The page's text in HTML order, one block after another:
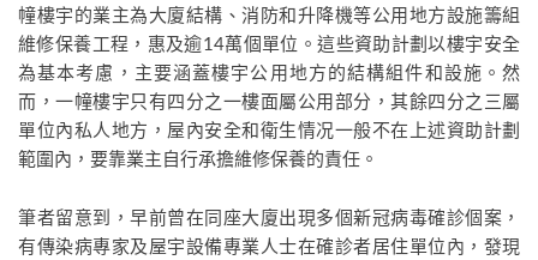
幢樓宇的業主為大廈結構、消防和升降機等公用地方設施籌組
維修保養工程，惠及逾14萬個單位。這些資助計劃以樓宇安全
為基本考慮，主要涵蓋樓宇公用地方的結構組件和設施。然
而，一幢樓宇只有四分之一樓面屬公用部分，其餘四分之三屬
單位內私人地方，屋內安全和衛生情况一般不在上述資助計劃
範圍內，要靠業主自行承擔維修保養的責任。
筆者留意到，早前曾在同座大廈出現多個新冠病毒確診個案，
有傳染病專家及屋宇設備專業人士在確診者居住單位內，發現